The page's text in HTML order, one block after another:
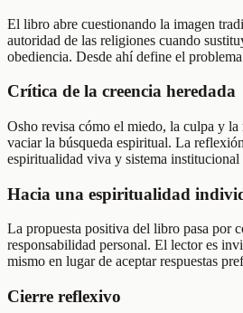
El libro abre cuestionando la imagen
autoridad de las religiones cuando
obediencia. Desde ahí define el
Crítica de la creencia heredada
Osho revisa cómo el miedo, la culpa y
vaciar la búsqueda espiritual. La
espiritualidad viva y sistema
Hacia una espiritualidad
La propuesta positiva del libro pasa por
responsabilidad personal. El lector es
mismo en lugar de aceptar respuestas
Cierre reflexivo